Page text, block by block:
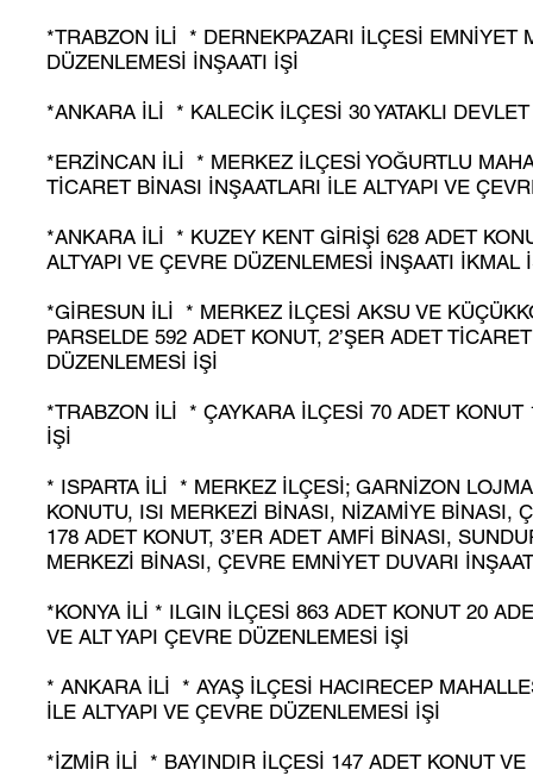
*TRABZON İLİ * DERNEKPAZARI İLÇESİ EMNİYET
DÜZENLEMESİ İNŞAATI İŞİ
*ANKARA İLİ * KALECİK İLÇESİ 30 YATAKLI
*ERZİNCAN İLİ * MERKEZ İLÇESİ YOĞURTLU
TİCARET BİNASI İNŞAATLARI İLE ALTYAPI VE
*ANKARA İLİ * KUZEY KENT GİRİŞİ 628 ADET
ALTYAPI VE ÇEVRE DÜZENLEMESİ İNŞAATI İKMAL
*GİRESUN İLİ * MERKEZ İLÇESİ AKSU VE
PARSELDE 592 ADET KONUT, 2’ŞER ADET
DÜZENLEMESİ İŞİ
*TRABZON İLİ * ÇAYKARA İLÇESİ 70 ADET KONUT
İŞİ
* ISPARTA İLİ * MERKEZ İLÇESİ; GARNİZON
KONUTU, ISI MERKEZİ BİNASI, NİZAMİYE BİNASI,
178 ADET KONUT, 3’ER ADET AMFİ BİNASI,
MERKEZİ BİNASI, ÇEVRE EMNİYET DUVARI
*KONYA İLİ * ILGIN İLÇESİ 863 ADET KONUT 20
VE ALT YAPI ÇEVRE DÜZENLEMESİ İŞİ
* ANKARA İLİ * AYAŞ İLÇESİ HACIRECEP
İLE ALTYAPI VE ÇEVRE DÜZENLEMESİ İŞİ
*İZMİR İLİ * BAYINDIR İLÇESİ 147 ADET KONUT